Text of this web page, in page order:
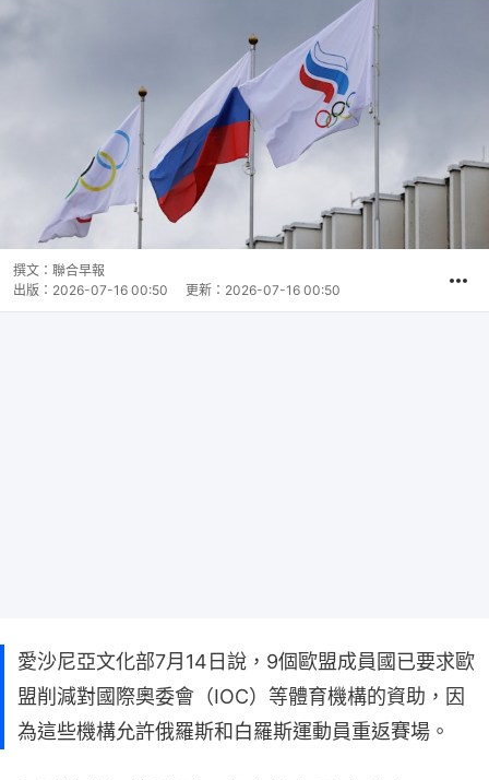
撰文： 聯合早報
出版： 2026-07-16 00:50 更新： 2026-07-16 00:50
愛沙尼亞文化部7月14日說，9個歐盟成員國已要求歐
盟削減對國際奧委會（IOC）等體育機構的資助，因
為這些機構允許俄羅斯和白羅斯運動員重返賽場。